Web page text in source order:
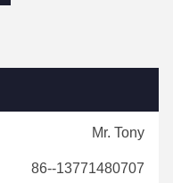
Mr. Tony
86--13771480707